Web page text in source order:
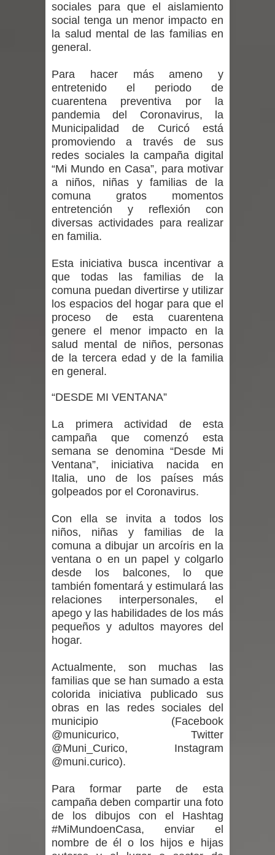
Banda linarense Los Remembers
regresa de Brasil tras impulsar un
con comunidades escolares
Alta positividad en influenza hace que
expertos reiteren llamado a
vacunarse
Mario Meza endurece críticas contra
ministra de Salud por dejar fuera a
Linares: “No dará la cara”
Seremi de Desarrollo Social y Familia
mantiene despliegue para apoyar a
niños y adolescentes durante la
emergencia.
Del anime al K-pop: especialistas U.
de Chile analizan el creciente interés
por las culturas japonesa y coreana
Renuncia del seremi Minvu en el
Maule golpea al Gobierno en medio de
denuncias por viviendas sociales en
Talca
Diputado Jorge Guzmán rechaza
proyecto de interconexión eléctrica
en la alta cordillera del Maule por su
impacto ambiental
incentivos a usuarios de PRODESAL
de la provincia de Linares
Municipalidad de Curicó apuesta a la
innovación en tecnología educativa
Colegio El Boldo
Municipalidad de Curicó inició
sociales para que el aislamiento
social tenga un menor impacto en
la salud mental de las familias en
general.
Para hacer más ameno y
entretenido el periodo de
cuarentena preventiva por la
pandemia del Coronavirus, la
Municipalidad de Curicó está
promoviendo a través de sus
redes sociales la campaña digital
“Mi Mundo en Casa”, para motivar
a niños, niñas y familias de la
comuna gratos momentos
entretención y reflexión con
diversas actividades para realizar
en familia.
Esta iniciativa busca incentivar a
que todas las familias de la
comuna puedan divertirse y utilizar
los espacios del hogar para que el
proceso de esta cuarentena
genere el menor impacto en la
salud mental de niños, personas
de la tercera edad y de la familia
en general.
“DESDE MI VENTANA”
La primera actividad de esta
campaña que comenzó esta
semana se denomina “Desde Mi
Ventana”, iniciativa nacida en
Italia, uno de los países más
golpeados por el Coronavirus.
Con ella se invita a todos los
niños, niñas y familias de la
comuna a dibujar un arcoíris en la
ventana o en un papel y colgarlo
desde los balcones, lo que
también fomentará y estimulará las
relaciones interpersonales, el
apego y las habilidades de los más
pequeños y adultos mayores del
hogar.
Actualmente, son muchas las
familias que se han sumado a esta
colorida iniciativa publicado sus
obras en las redes sociales del
municipio (Facebook
@municurico, Twitter
@Muni_Curico, Instagram
@muni.curico).
Para formar parte de esta
campaña deben compartir una foto
de los dibujos con el Hashtag
#MiMundoenCasa, enviar el
nombre de él o los hijos e hijas